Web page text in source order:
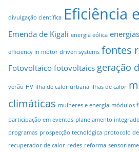
divulgação científica Eficiência
Emenda de Kigali energia eólica
efficiency in motor driven systems fontes
Fotovoltaico fotovoltaics geração
verão HV ilha de calor urbana ilhas de calor
climáticas mulheres e energia módulos
participação em eventos planejamento
programas prospecção tecnológica protocolo
recuperador de calor redes reforma